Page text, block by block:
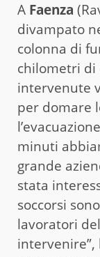
A Faenza
divampato
colonna di
chilometri di
intervenute
per domare
minuti
grande
stata
soccorsi
lavoratori
intervenire”,